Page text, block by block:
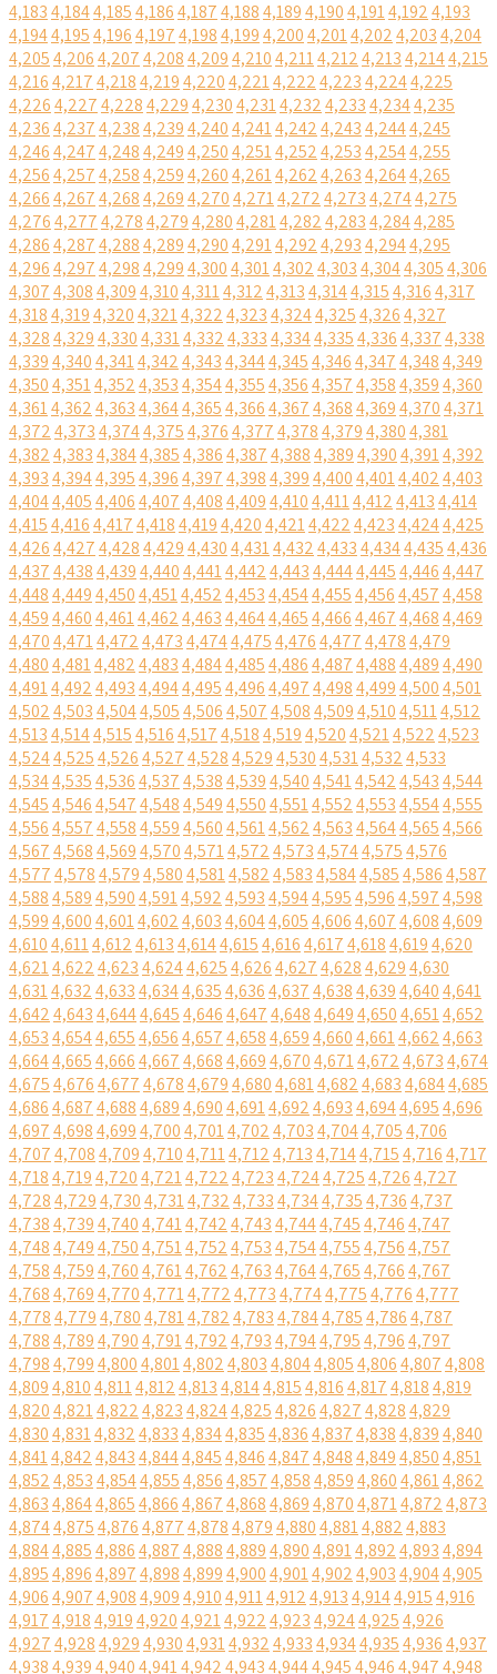
4,1834,1844,1854,1864,1874,1884,1894,1904,1914,1924,193
4,1944,1954,1964,1974,1984,1994,2004,2014,2024,2034,204
4,2054,2064,2074,2084,2094,2104,2114,2124,2134,2144,215
4,2164,2174,2184,2194,2204,2214,2224,2234,2244,225
4,2264,2274,2284,2294,2304,2314,2324,2334,2344,235
4,2364,2374,2384,2394,2404,2414,2424,2434,2444,245
4,2464,2474,2484,2494,2504,2514,2524,2534,2544,255
4,2564,2574,2584,2594,2604,2614,2624,2634,2644,265
4,2664,2674,2684,2694,2704,2714,2724,2734,2744,275
4,2764,2774,2784,2794,2804,2814,2824,2834,2844,285
4,2864,2874,2884,2894,2904,2914,2924,2934,2944,295
4,2964,2974,2984,2994,3004,3014,3024,3034,3044,3054,306
4,3074,3084,3094,3104,3114,3124,3134,3144,3154,3164,317
4,3184,3194,3204,3214,3224,3234,3244,3254,3264,327
4,3284,3294,3304,3314,3324,3334,3344,3354,3364,3374,338
4,3394,3404,3414,3424,3434,3444,3454,3464,3474,3484,349
4,3504,3514,3524,3534,3544,3554,3564,3574,3584,3594,360
4,3614,3624,3634,3644,3654,3664,3674,3684,3694,3704,371
4,3724,3734,3744,3754,3764,3774,3784,3794,3804,381
4,3824,3834,3844,3854,3864,3874,3884,3894,3904,3914,392
4,3934,3944,3954,3964,3974,3984,3994,4004,4014,4024,403
4,4044,4054,4064,4074,4084,4094,4104,4114,4124,4134,414
4,4154,4164,4174,4184,4194,4204,4214,4224,4234,4244,425
4,4264,4274,4284,4294,4304,4314,4324,4334,4344,4354,436
4,4374,4384,4394,4404,4414,4424,4434,4444,4454,4464,447
4,4484,4494,4504,4514,4524,4534,4544,4554,4564,4574,458
4,4594,4604,4614,4624,4634,4644,4654,4664,4674,4684,469
4,4704,4714,4724,4734,4744,4754,4764,4774,4784,479
4,4804,4814,4824,4834,4844,4854,4864,4874,4884,4894,490
4,4914,4924,4934,4944,4954,4964,4974,4984,4994,5004,501
4,5024,5034,5044,5054,5064,5074,5084,5094,5104,5114,512
4,5134,5144,5154,5164,5174,5184,5194,5204,5214,5224,523
4,5244,5254,5264,5274,5284,5294,5304,5314,5324,533
4,5344,5354,5364,5374,5384,5394,5404,5414,5424,5434,544
4,5454,5464,5474,5484,5494,5504,5514,5524,5534,5544,555
4,5564,5574,5584,5594,5604,5614,5624,5634,5644,5654,566
4,5674,5684,5694,5704,5714,5724,5734,5744,5754,576
4,5774,5784,5794,5804,5814,5824,5834,5844,5854,5864,587
4,5884,5894,5904,5914,5924,5934,5944,5954,5964,5974,598
4,5994,6004,6014,6024,6034,6044,6054,6064,6074,6084,609
4,6104,6114,6124,6134,6144,6154,6164,6174,6184,6194,620
4,6214,6224,6234,6244,6254,6264,6274,6284,6294,630
4,6314,6324,6334,6344,6354,6364,6374,6384,6394,6404,641
4,6424,6434,6444,6454,6464,6474,6484,6494,6504,6514,652
4,6534,6544,6554,6564,6574,6584,6594,6604,6614,6624,663
4,6644,6654,6664,6674,6684,6694,6704,6714,6724,6734,674
4,6754,6764,6774,6784,6794,6804,6814,6824,6834,6844,685
4,6864,6874,6884,6894,6904,6914,6924,6934,6944,6954,696
4,6974,6984,6994,7004,7014,7024,7034,7044,7054,706
4,7074,7084,7094,7104,7114,7124,7134,7144,7154,7164,717
4,7184,7194,7204,7214,7224,7234,7244,7254,7264,727
4,7284,7294,7304,7314,7324,7334,7344,7354,7364,737
4,7384,7394,7404,7414,7424,7434,7444,7454,7464,747
4,7484,7494,7504,7514,7524,7534,7544,7554,7564,757
4,7584,7594,7604,7614,7624,7634,7644,7654,7664,767
4,7684,7694,7704,7714,7724,7734,7744,7754,7764,777
4,7784,7794,7804,7814,7824,7834,7844,7854,7864,787
4,7884,7894,7904,7914,7924,7934,7944,7954,7964,797
4,7984,7994,8004,8014,8024,8034,8044,8054,8064,8074,808
4,8094,8104,8114,8124,8134,8144,8154,8164,8174,8184,819
4,8204,8214,8224,8234,8244,8254,8264,8274,8284,829
4,8304,8314,8324,8334,8344,8354,8364,8374,8384,8394,840
4,8414,8424,8434,8444,8454,8464,8474,8484,8494,8504,851
4,8524,8534,8544,8554,8564,8574,8584,8594,8604,8614,862
4,8634,8644,8654,8664,8674,8684,8694,8704,8714,8724,873
4,8744,8754,8764,8774,8784,8794,8804,8814,8824,883
4,8844,8854,8864,8874,8884,8894,8904,8914,8924,8934,894
4,8954,8964,8974,8984,8994,9004,9014,9024,9034,9044,905
4,9064,9074,9084,9094,9104,9114,9124,9134,9144,9154,916
4,9174,9184,9194,9204,9214,9224,9234,9244,9254,926
4,9274,9284,9294,9304,9314,9324,9334,9344,9354,9364,937
4,9384,9394,9404,9414,9424,9434,9444,9454,9464,9474,948